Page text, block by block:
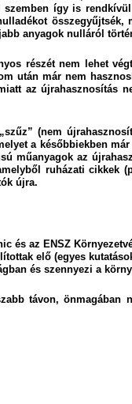
szemben így is
anyagok nulláról
részét nem lehet
után már nem
az újrahasznosítás
(nem
a későbbiekben
műanyagok az
ruházati cikkek
újra.
és az ENSZ
elő (egyes
és szennyezi a
távon,